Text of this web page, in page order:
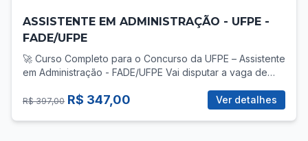
ASSISTENTE EM ADMINISTRAÇÃO - UFPE -
FADE/UFPE
🚀 Curso Completo para o Concurso da UFPE – Assistente
em Administração - FADE/UFPE Vai disputar a vaga de
você precisa de uma preparação direcionada, com foco
total no que realmente cobra! 📚 O que você vai
R$ 397,00 R$ 347,00 Ver detalhes